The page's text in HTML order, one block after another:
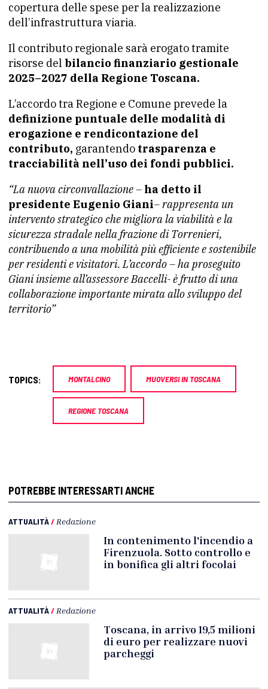
copertura delle spese per la realizzazione
dell’infrastruttura viaria.
Il contributo regionale sarà erogato tramite
risorse del bilancio finanziario gestionale
2025–2027 della Regione Toscana.
L’accordo tra Regione e Comune prevede la
definizione puntuale delle modalità di
erogazione e rendicontazione del
contributo, garantendo trasparenza e
tracciabilità nell’uso dei fondi pubblici.
“La nuova circonvallazione – ha detto il
presidente Eugenio Giani– rappresenta un
intervento strategico che migliora la viabilità e la
sicurezza stradale nella frazione di Torrenieri,
contribuendo a una mobilità più efficiente e sostenibile
per residenti e visitatori. L’accordo – ha proseguito
Giani insieme all’assessore Baccelli- è frutto di una
collaborazione importante mirata allo sviluppo del
territorio”
TOPICS: MONTALCINO MUOVERSI IN TOSCANA
REGIONE TOSCANA
POTREBBE INTERESSARTI ANCHE
ATTUALITÀ/ Redazione
In contenimento l'incendio a
Firenzuola. Sotto controllo e
in bonifica gli altri focolai
ATTUALITÀ/ Redazione
Toscana, in arrivo 19,5 milioni
di euro per realizzare nuovi
parcheggi